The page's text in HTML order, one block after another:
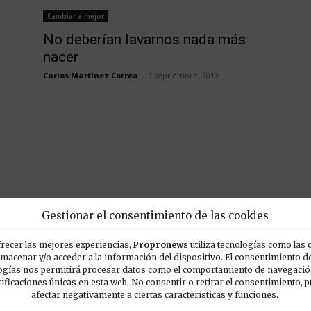
Gestionar el consentimiento de las cookies
las mejores experiencias, Propronews utiliza tecnologías como las
y/o acceder a la información del dispositivo. El consentimiento
nos permitirá procesar datos como el comportamiento de
únicas en esta web. No consentir o retirar el consentimiento,
afectar negativamente a ciertas características y funciones.
Cambiar a mejor
No deberían lavarnos nada más
nacer
Carlos Martínez Correa 7 septiembre, 2019
POPULARES